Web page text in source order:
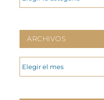
ARCHIVOS
ARCHIVOS